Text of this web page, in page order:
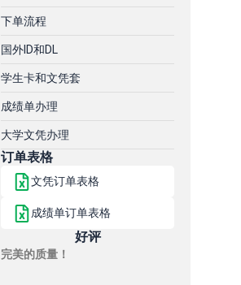
下单流程
国外ID和DL
学生卡和文凭套
成绩单办理
大学文凭办理
订单表格
文凭订单表格
成绩单订单表格
好评
完美的质量！